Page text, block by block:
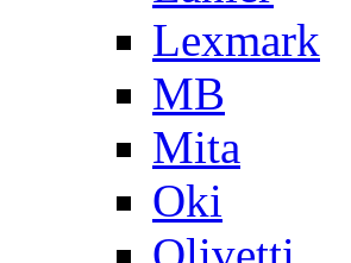
Lexmark
MB
Mita
Oki